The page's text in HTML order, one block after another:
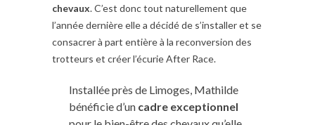
chevaux. C’est donc tout naturellement que
l’année dernière elle a décidé de s’installer et se
consacrer à part entière à la reconversion des
trotteurs et créer l’écurie After Race.
Installée près de Limoges, Mathilde
bénéficie d’un cadre exceptionnel